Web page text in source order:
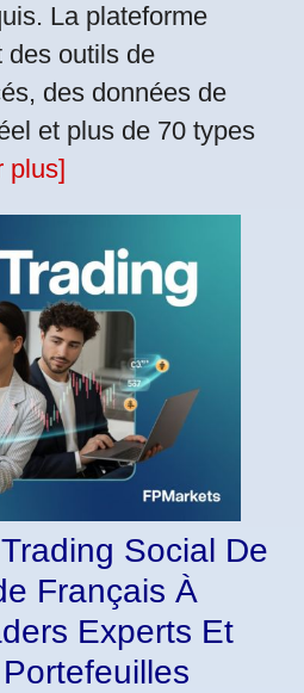
La plateforme
des outils de
des données de
et plus de 70 types
plus]
Social De
Français À
Experts Et